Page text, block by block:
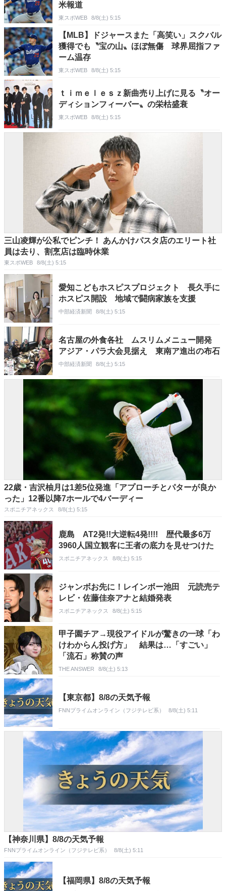
米報道
東スポWEB 8/8(土) 5:15
【MLB】ドジャースまた「高笑い」スクバル
獲得でも〝宝の山〟ほぼ無傷 球界屈指ファ
ーム温存
東スポWEB 8/8(土) 5:15
ｔｉｍｅｌｅｓｚ新曲売り上げに見る〝オー
ディションフィーバー〟の栄枯盛衰
東スポWEB 8/8(土) 5:15
三山凌輝が公私でピンチ！ あんかけパスタ店のエリート社
員は去り、割烹店は臨時休業
東スポWEB 8/8(土) 5:15
愛知こどもホスピスプロジェクト 長久手に
ホスピス開設 地域で闘病家族を支援
中部経済新聞 8/8(土) 5:15
名古屋の外食各社 ムスリムメニュー開発
アジア・パラ大会見据え 東南ア進出の布石
中部経済新聞 8/8(土) 5:15
22歳・吉沢柚月は1差5位発進「アプローチとパターが良か
った」12番以降7ホールで4バーディー
スポニチアネックス 8/8(土) 5:15
鹿島 AT2発!!大逆転4発!!!! 歴代最多6万
3960人国立観客に王者の底力を見せつけた
スポニチアネックス 8/8(土) 5:15
ジャンボお先に！レインボー池田 元読売テ
レビ・佐藤佳奈アナと結婚発表
スポニチアネックス 8/8(土) 5:15
甲子園チア→現役アイドルが驚きの一球「わ
けわからん投げ方」 結果は…「すごい」
「流石」称賛の声
THE ANSWER 8/8(土) 5:13
【東京都】8/8の天気予報
FNNプライムオンライン（フジテレビ系） 8/8(土) 5:11
【神奈川県】8/8の天気予報
FNNプライムオンライン（フジテレビ系） 8/8(土) 5:11
【福岡県】8/8の天気予報